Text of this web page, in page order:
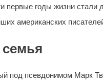
первые годы жизни стали
американских
под псевдонимом Марк